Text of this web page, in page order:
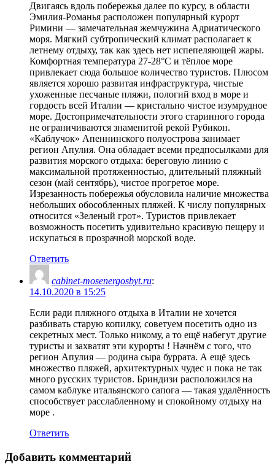
Двигаясь вдоль побережья далее по курсу, в области
Эмилия-Романья расположен популярный курорт
Римини — замечательная жемчужина Адриатического
моря. Мягкий субтропический климат располагает к
летнему отдыху, так как здесь нет испепеляющей жары.
Комфортная температура 27-28°C и тёплое море
привлекает сюда большое количество туристов. Плюсом
является хорошо развитая инфраструктура, чистые
ухоженные песчаные пляжи, пологий вход в море и
гордость всей Италии — кристально чистое изумрудное
море. Достопримечательности этого старинного города
не ограничиваются знаменитой рекой Рубикон.
«Каблучок» Апеннинского полуострова занимает
регион Апулия. Она обладает всеми предпосылками для
развития морского отдыха: береговую линию с
максимальной протяженностью, длительный пляжный
сезон (май сентябрь), чистое прогретое море.
Изрезанность побережья обусловила наличие множества
небольших обособленных пляжей. К числу популярных
относится «Зеленый грот». Туристов привлекает
возможность посетить удивительно красивую пещеру и
искупаться в прозрачной морской воде.
Ответить
cabinet-mosenergosbyt.ru:
14.10.2020 в 15:25
Если ради пляжного отдыха в Италии не хочется
разбивать старую копилку, советуем посетить одно из
секретных мест. Только никому, а то ещё набегут другие
туристы и захватят эти курорты ! Начнём с того, что
регион Апулия — родина сыра буррата. А ещё здесь
множество пляжей, архитектурных чудес и пока не так
много русских туристов. Бриндизи расположился на
самом каблуке итальянского сапога — такая удалённость
способствует расслабленному и спокойному отдыху на
море .
Ответить
Добавить комментарий